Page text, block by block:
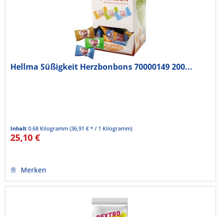
Hellma Süßigkeit Herzbonbons 70000149 200...
Inhalt0.68 Kilogramm(36,91 € * / 1 Kilogramm)
25,10 €
Merken